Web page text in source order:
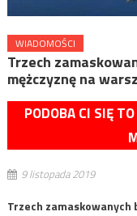
WIADOMOŚCI
Trzech
mężczyznę na
PODOBA CI SIĘ
9 listopada 2019
Trzech